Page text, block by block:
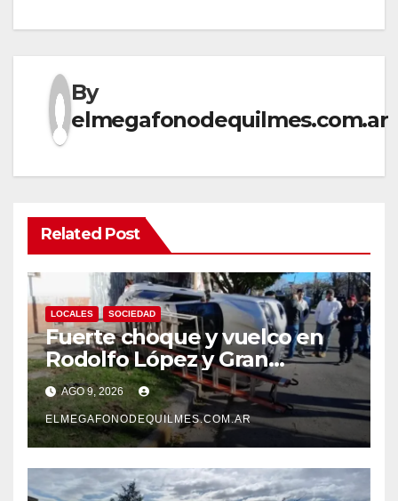
By
elmegafonodequilmes.com.ar
Related Post
LOCALES SOCIEDAD
Fuerte choque y vuelco en
Rodolfo López y Gran
Canaria, Quilmes Oeste
AGO 9, 2026
ELMEGAFONODEQUILMES.COM.AR